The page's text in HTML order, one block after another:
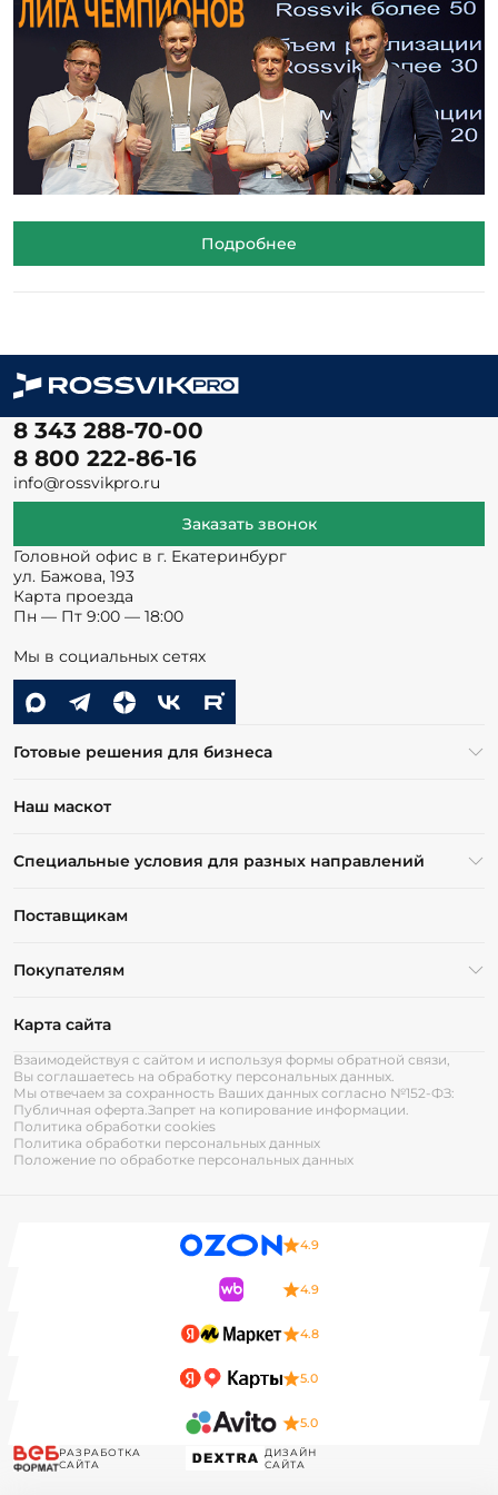
Подробнее
8 343 288-70-00
8 800 222-86-16
info@rossvikpro.ru
Заказать звонок
Головной офис в г. Екатеринбург
ул. Бажова, 193
Карта проезда
Пн — Пт 9:00 — 18:00
Мы в социальных сетях
Готовые решения для бизнеса
Наш маскот
Специальные условия для разных направлений
Поставщикам
Покупателям
Карта сайта
Взаимодействуя с сайтом и используя формы обратной связи,
Вы соглашаетесь на обработку персональных данных.
Мы отвечаем за сохранность Ваших данных согласно №152-ФЗ:
Публичная оферта.Запрет на копирование информации.
Политика обработки cookies
Политика обработки персональных данных
Положение по обработке персональных данных
4.9
4.9
4.8
5.0
5.0
РАЗРАБОТКА
САЙТА
ДИЗАЙН
САЙТА